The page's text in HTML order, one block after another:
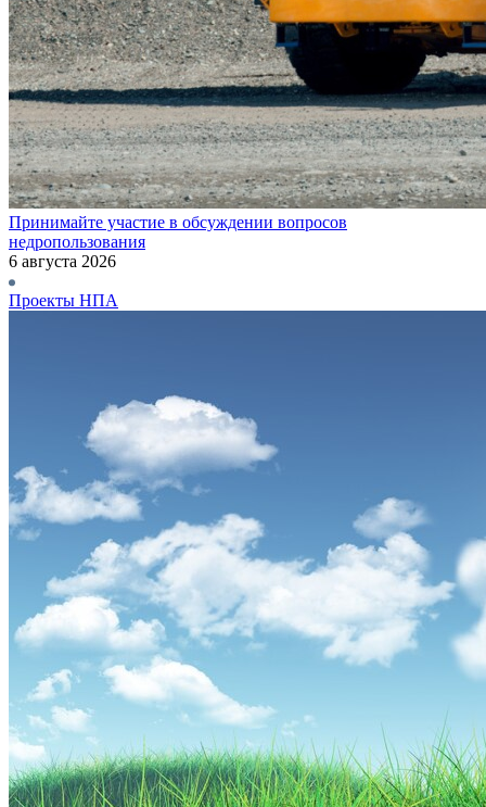
Принимайте участие в обсуждении вопросов
недропользования
6 августа 2026
Проекты НПА